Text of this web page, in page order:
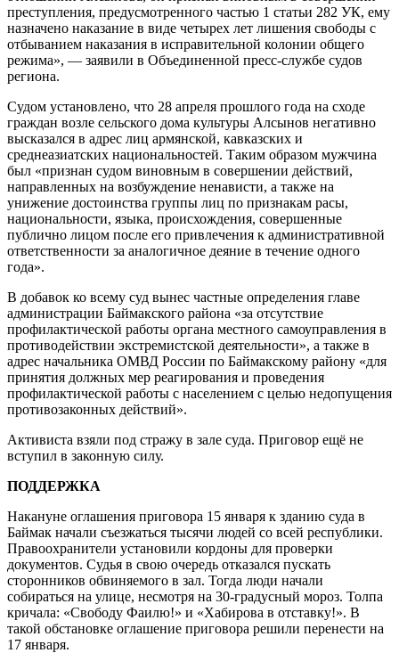
преступления, предусмотренного частью 1 статьи 282 УК, ему
назначено наказание в виде четырех лет лишения свободы с
отбыванием наказания в исправительной колонии общего
режима», — заявили в Объединенной пресс-службе судов
региона.
Судом установлено, что 28 апреля прошлого года на сходе
граждан возле сельского дома культуры Алсынов негативно
высказался в адрес лиц армянской, кавказских и
среднеазиатских национальностей. Таким образом мужчина
был «признан судом виновным в совершении действий,
направленных на возбуждение ненависти, а также на
унижение достоинства группы лиц по признакам расы,
национальности, языка, происхождения, совершенные
публично лицом после его привлечения к административной
ответственности за аналогичное деяние в течение одного
года».
В добавок ко всему суд вынес частные определения главе
администрации Баймакского района «за отсутствие
профилактической работы органа местного самоуправления в
противодействии экстремистской деятельности», а также в
адрес начальника ОМВД России по Баймакскому району «для
принятия должных мер реагирования и проведения
профилактической работы с населением с целью недопущения
противозаконных действий».
Активиста взяли под стражу в зале суда. Приговор ещё не
вступил в законную силу.
ПОДДЕРЖКА
Накануне оглашения приговора 15 января к зданию суда в
Баймак начали съезжаться тысячи людей со всей республики.
Правоохранители установили кордоны для проверки
документов. Судья в свою очередь отказался пускать
сторонников обвиняемого в зал. Тогда люди начали
собираться на улице, несмотря на 30-градусный мороз. Толпа
кричала: «Свободу Фаилю!» и «Хабирова в отставку!». В
такой обстановке оглашение приговора решили перенести на
17 января.